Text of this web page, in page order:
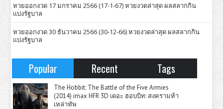
หวยออกงวด 17 มกราคม 2566 (17-1-67) หวยงวดล่าสุด ผลสลากกิน
แบ่งรัฐบาล
หวยออกงวด 30 ธันวาคม 2566 (30-12-66) หวยงวดล่าสุด ผลสลากกิน
แบ่งรัฐบาล
Popular Recent Tags
The Hobbit: The Battle of the Five Armies
(2014) imax HFR 3D เดอะ ฮอบบิท: สงครามห้า
เหล่าทัพ